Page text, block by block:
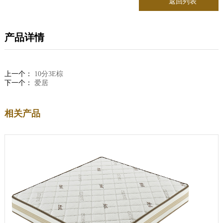
产品详情
上一个： 10分3E棕
下一个： 爱居
相关产品